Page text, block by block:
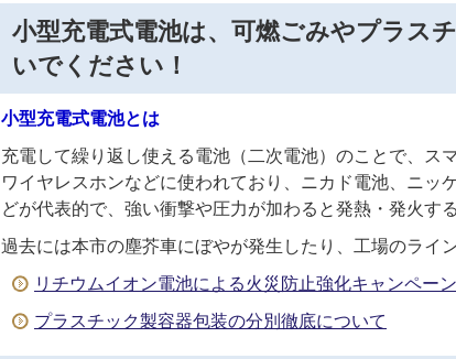
小型充電式電池は、可燃ごみやプラス
いでください！
小型充電式電池とは
充電して繰り返し使える電池（二次電池）のことで、ス
ワイヤレスホンなどに使われており、ニカド電池、ニッ
どが代表的で、強い衝撃や圧力が加わると発熱・発火す
過去には本市の塵芥車にぼやが発生したり、工場のライ
リチウムイオン電池による火災防止強化キャンペー
プラスチック製容器包装の分別徹底について